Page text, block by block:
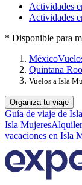
Actividades
Actividades
* Disponible para
México
Quintana Roo
Vuelos a Isla
Organiza tu viaje
Guía de viaje de
Isla Mujeres
vacaciones en Isla